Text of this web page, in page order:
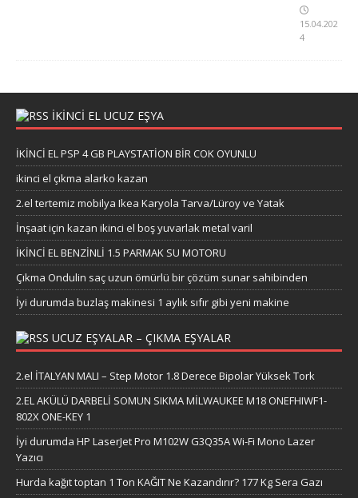
15.04.202
4
İKİNCİ EL UCUZ EŞYA
İKİNCİ EL PSP 4 GB PLAYSTATİON BİR COK OYUNLU
ikinci el çıkma alarko kazan
2.el tertemiz mobilya Ikea Karyola Tarva/Lüroy ve Yatak
İnşaat için kazan ikinci el boş yuvarlak metal varil
İKİNCİ EL BENZİNLİ 1.5 PARMAK SU MOTORU
Çıkma Ondulin saç uzun ömürlü bir çözüm sunar sahibinden
İyi durumda buzlaş makinesi 1 aylık sıfır gibi yeni makine
UCUZ EŞYALAR – ÇIKMA EŞYALAR
2.el İTALYAN MALI – Step Motor 1.8 Derece Bipolar Yüksek Tork
2.EL AKÜLÜ DARBELİ SOMUN SIKMA MİLWAUKEE M18 ONEFHIWF1-
802X ONE-KEY 1
İyi durumda HP LaserJet Pro M102W G3Q35A Wi-Fi Mono Lazer
Yazıcı
Hurda kağıt toptan 1 Ton KAĞIT Ne Kazandırır? 177 Kg Sera Gazı